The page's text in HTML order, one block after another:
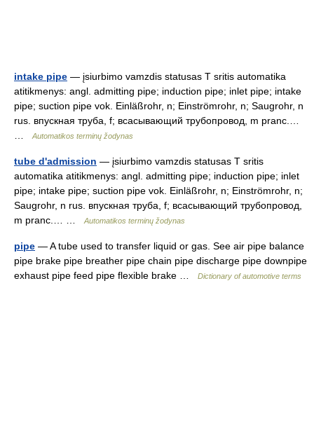
intake pipe — įsiurbimo vamzdis statusas T sritis automatika
atitikmenys: angl. admitting pipe; induction pipe; inlet pipe; intake
pipe; suction pipe vok. Einläßrohr, n; Einströmrohr, n; Saugrohr, n
rus. впускная труба, f; всасывающий трубопровод, m pranc.…
Automatikos terminų žodynas
tube d'admission — įsiurbimo vamzdis statusas T sritis
automatika atitikmenys: angl. admitting pipe; induction pipe; inlet
pipe; intake pipe; suction pipe vok. Einläßrohr, n; Einströmrohr, n;
Saugrohr, n rus. впускная труба, f; всасывающий трубопровод,
m pranc.… …
Automatikos terminų žodynas
pipe — A tube used to transfer liquid or gas. See air pipe balance
pipe brake pipe breather pipe chain pipe discharge pipe downpipe
exhaust pipe feed pipe flexible brake …
Dictionary of automotive terms